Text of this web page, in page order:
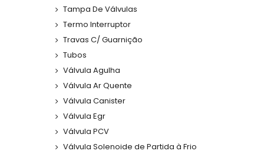
Tampa De Válvulas
Termo Interruptor
Travas C/ Guarnição
Tubos
Válvula Agulha
Válvula Ar Quente
Válvula Canister
Válvula Egr
Válvula PCV
Válvula Solenoide de Partida à Frio